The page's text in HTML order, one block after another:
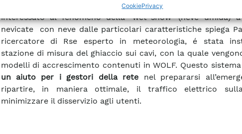
CookiePrivacy
invernale e in particolare a Vinadioin Piemonte, un sito
interessato al fenomeno della ‘wet-snow’ (neve umida)
nevicate con neve dalle particolari caratteristiche spiega
ricercatore di Rse esperto in meteorologia, é stata
stazione di misura del ghiaccio sui cavi, con la quale
modelli di accrescimento contenuti in WOLF. Questo sistema
un aiuto per i gestori della rete nel prepararsi
ripartire, in maniera ottimale, il traffico elettrico
minimizzare il disservizio agli utenti.